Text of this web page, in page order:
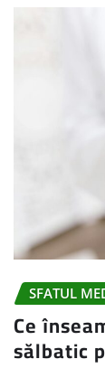
SFATUL
Ce
sălbatic